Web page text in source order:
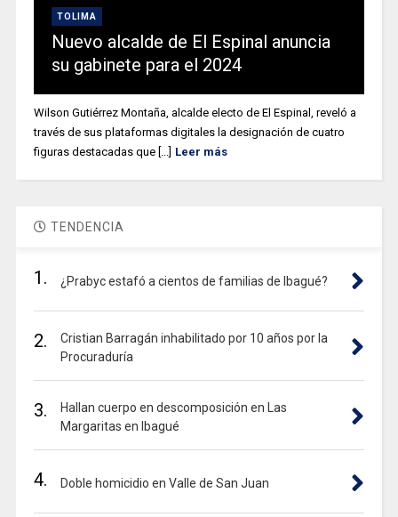
TOLIMA
Nuevo alcalde de El Espinal anuncia
su gabinete para el 2024
Wilson Gutiérrez Montaña, alcalde electo de El Espinal, reveló a
través de sus plataformas digitales la designación de cuatro
figuras destacadas que [...] Leer más
TENDENCIA
1. ¿Prabyc estafó a cientos de familias de Ibagué?
2.
Cristian Barragán inhabilitado por 10 años por la
Procuraduría
3.
Hallan cuerpo en descomposición en Las
Margaritas en Ibagué
4. Doble homicidio en Valle de San Juan